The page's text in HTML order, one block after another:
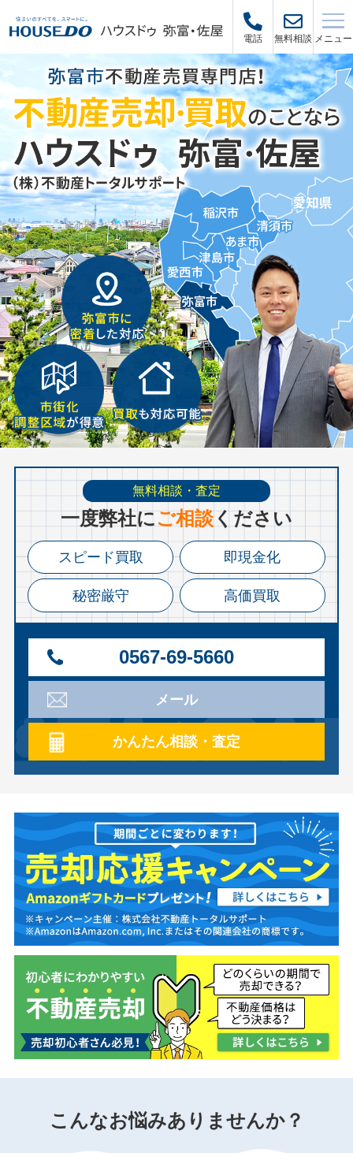
電話 無料相談 メニュー
無料相談・査定
⼀度弊社にご相談ください
スピード買取 即現金化
秘密厳守 高価買取
0567-69-5660
メール
かんたん相談・査定
こんなお悩みありませんか？